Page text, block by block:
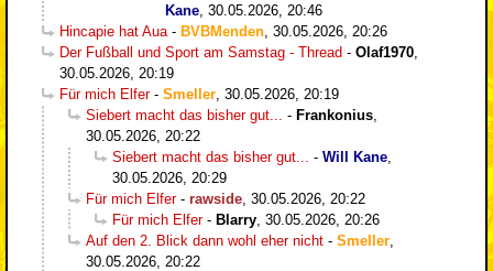
Kane 30.05.2026, 20:46
Hincapie hat Aua - BVBMenden 30.05.2026, 20:26
Der Fußball und Sport am Samstag - Thread - Olaf1970
30.05.2026, 20:19
Für mich Elfer- Smeller 30.05.2026, 20:19
Siebert macht das bisher gut...
- Frankonius
30.05.2026, 20:22
Siebert macht das bisher gut...
- Will Kane
30.05.2026, 20:29
Für mich Elfer- rawside 30.05.2026, 20:22
Für mich Elfer- Blarry 30.05.2026, 20:26
Auf den 2. Blick dann wohl eher nicht - Smeller
30.05.2026, 20:22